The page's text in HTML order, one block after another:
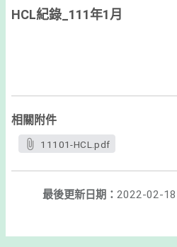
HCL紀錄_111年1月
相關附件
11101-HCL.pdf
最後更新日期： 2022-02-18